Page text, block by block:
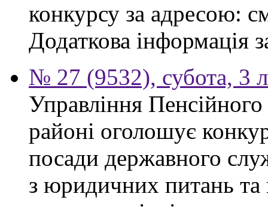
конкурсу за адресою:
Додаткова інформація
№ 27 (9532), субота, 3
Управління
районі оголошує
посади державного
з юридичних питань та